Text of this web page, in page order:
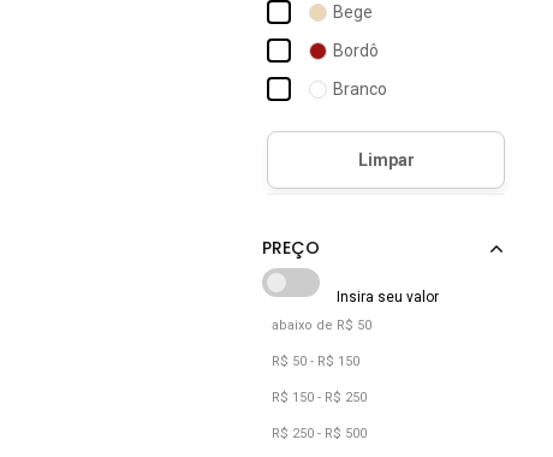
Bege
Bordô
Branco
Café
Caramelo
Cáqui
Grafite
Incolor
Jeans
abaixo de R$ 50
R$ 50 - R$ 150
R$ 150 - R$ 250
R$ 250 - R$ 500